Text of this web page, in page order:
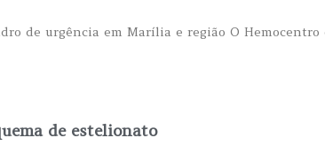
de urgência em Marília e região O Hemocentro
de estelionato